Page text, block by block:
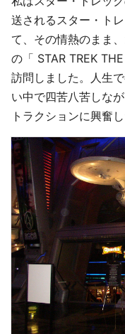
送されるスター・ト
て、その情熱のまま
の「 STAR TREK
訪問しました。人生
い中で四苦八苦しな
トラクションに興奮